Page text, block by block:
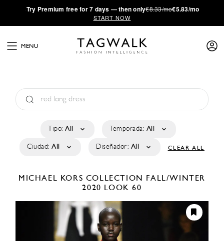
·Try Premium free for 7 days — then only€8.33/mo€5.83/mo
START NOW
MENU
Tipo: All Temporada: All
Ciudad: All Diseñador: All CLEAR ALL
MICHAEL KORS COLLECTION
FALL/WINTER
2020 LOOK 60